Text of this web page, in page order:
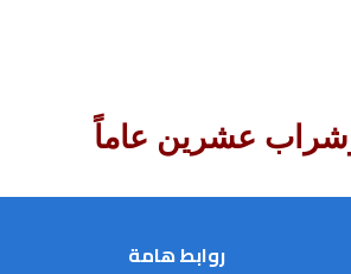
عشرين عاماً
روابط هامة